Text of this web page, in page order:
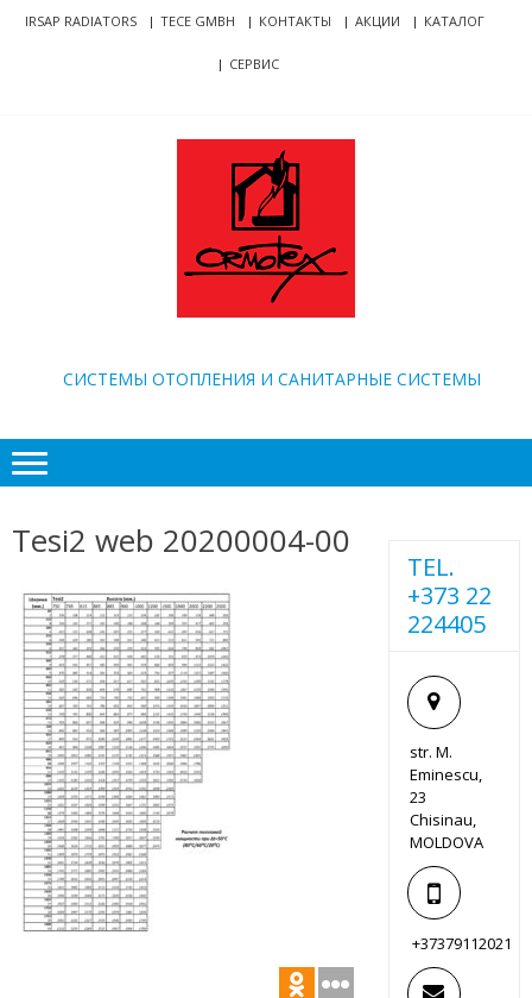
Skip
SkipIRSAP RADIATORS TECE GMBH КОНТАКТЫ АКЦИИ КАТАЛОГ
СЕРВИС
CИСТЕМЫ ОТОПЛЕНИЯ И САНИТАРНЫЕ СИСТЕМЫ
Tesi2 web 20200004-00
TEL.
+373 22
224405
str. M.
Eminescu,
23
Chisinau,
MOLDOVA
+37379112021